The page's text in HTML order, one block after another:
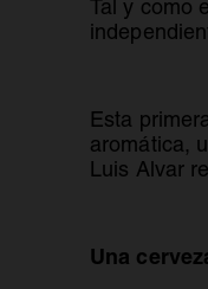
Tal y como
Esta
aromática,
Luis Alvar
Una